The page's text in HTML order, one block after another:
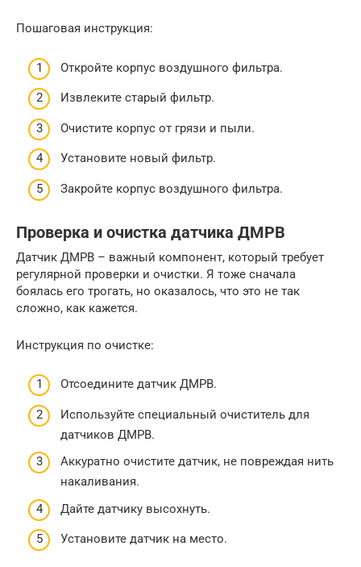
Пошаговая инструкция:
Откройте корпус воздушного фильтра.
Извлеките старый фильтр.
Очистите корпус от грязи и пыли.
Установите новый фильтр.
Закройте корпус воздушного фильтра.
Проверка и очистка датчика ДМРВ
Датчик ДМРВ – важный компонент, который требует
регулярной проверки и очистки. Я тоже сначала
боялась его трогать, но оказалось, что это не так
сложно, как кажется.
Инструкция по очистке:
Отсоедините датчик ДМРВ.
Используйте специальный очиститель для
датчиков ДМРВ.
Аккуратно очистите датчик, не повреждая нить
накаливания.
Дайте датчику высохнуть.
Установите датчик на место.